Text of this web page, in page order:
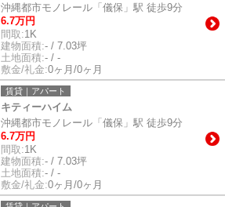
沖縄都市モノレール「儀保」駅 徒歩9分
6.7万円
間取:1K
建物面積:- / 7.03坪
土地面積:- / -
敷金/礼金:0ヶ月/0ヶ月
賃貸｜アパート
キティーハイム
沖縄都市モノレール「儀保」駅 徒歩9分
6.7万円
間取:1K
建物面積:- / 7.03坪
土地面積:- / -
敷金/礼金:0ヶ月/0ヶ月